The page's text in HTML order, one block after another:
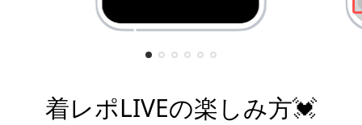
¥7,800
着レポLIVEの楽しみ方💓